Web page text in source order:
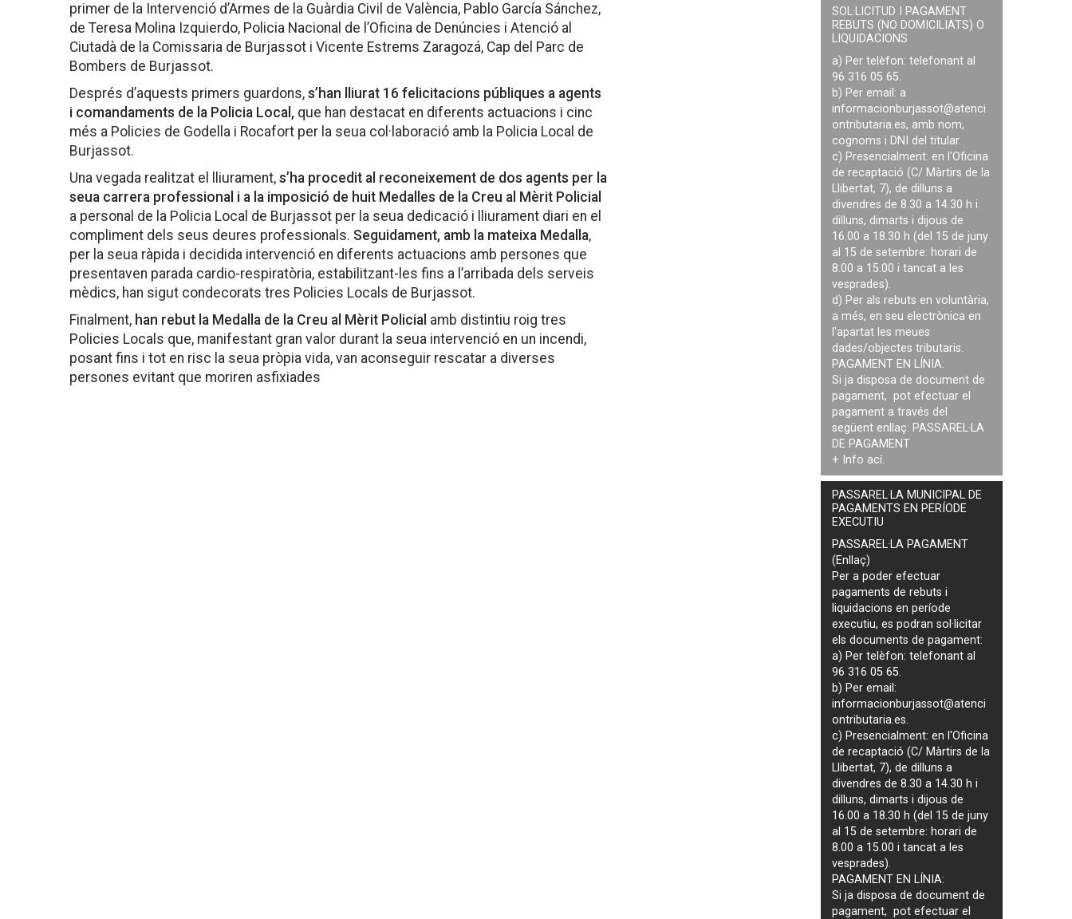
primer de la Intervenció d’Armes de la Guàrdia Civil de València, Pablo García Sánchez,
de Teresa Molina Izquierdo, Policia Nacional de l’Oficina de Denúncies i Atenció al
Ciutadà de la Comissaria de Burjassot i Vicente Estrems Zaragozá, Cap del Parc de
Bombers de Burjassot.
Després d’aquests primers guardons, s’han lliurat 16 felicitacions públiques a agents
i comandaments de la Policia Local, que han destacat en diferents actuacions i cinc
més a Policies de Godella i Rocafort per la seua col·laboració amb la Policia Local de
Burjassot.
Una vegada realitzat el lliurament, s’ha procedit al reconeixement de dos agents per la
seua carrera professional i a la imposició de huit Medalles de la Creu al Mèrit Policial
a personal de la Policia Local de Burjassot per la seua dedicació i lliurament diari en el
compliment dels seus deures professionals. Seguidament, amb la mateixa Medalla,
per la seua ràpida i decidida intervenció en diferents actuacions amb persones que
presentaven parada cardio-respiratòria, estabilitzant-les fins a l’arribada dels serveis
mèdics, han sigut condecorats tres Policies Locals de Burjassot.
Finalment, han rebut la Medalla de la Creu al Mèrit Policial amb distintiu roig tres
Policies Locals que, manifestant gran valor durant la seua intervenció en un incendi,
posant fins i tot en risc la seua pròpia vida, van aconseguir rescatar a diverses
persones evitant que moriren asfixiades
SOL·LICITUD I PAGAMENT
REBUTS (NO DOMICILIATS) O
LIQUIDACIONS
a) Per telèfon: telefonant al
96 316 05 65.
b) Per email: a
informacionburjassot@atenci
ontributaria.es, amb nom,
cognoms i DNI del titular.
c) Presencialment: en l'Oficina
de recaptació (C/ Màrtirs de la
Llibertat, 7), de dilluns a
divendres de 8.30 a 14.30 h i
dilluns, dimarts i dijous de
16.00 a 18.30 h (del 15 de juny
al 15 de setembre: horari de
8.00 a 15.00 i tancat a les
vesprades).
d) Per als rebuts en voluntària,
a més, en seu electrònica en
l'apartat les meues
dades/objectes tributaris.
PAGAMENT EN LÍNIA:
Si ja disposa de document de
pagament, pot efectuar el
pagament a través del
següent enllaç: PASSAREL·LA
DE PAGAMENT
+ Info ací.
PASSAREL·LA MUNICIPAL DE
PAGAMENTS EN PERÍODE
EXECUTIU
PASSAREL·LA PAGAMENT
(Enllaç)
Per a poder efectuar
pagaments derebuts i
liquidacions en període
executiu, es podransol·licitar
els documents de pagament:
a) Per telèfon: telefonant al
96 316 05 65.
b) Per email:
informacionburjassot@atenci
ontributaria.es.
c) Presencialment: en l'Oficina
de recaptació (C/ Màrtirs de la
Llibertat, 7), de dilluns a
divendres de 8.30 a 14.30 h i
dilluns, dimarts i dijous de
16.00 a 18.30 h (del 15 de juny
al 15 de setembre: horari de
8.00 a 15.00 i tancat a les
vesprades).
PAGAMENT EN LÍNIA:
Si ja disposa de document de
pagament, pot efectuar el